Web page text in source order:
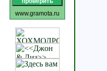
www.gramota.ru